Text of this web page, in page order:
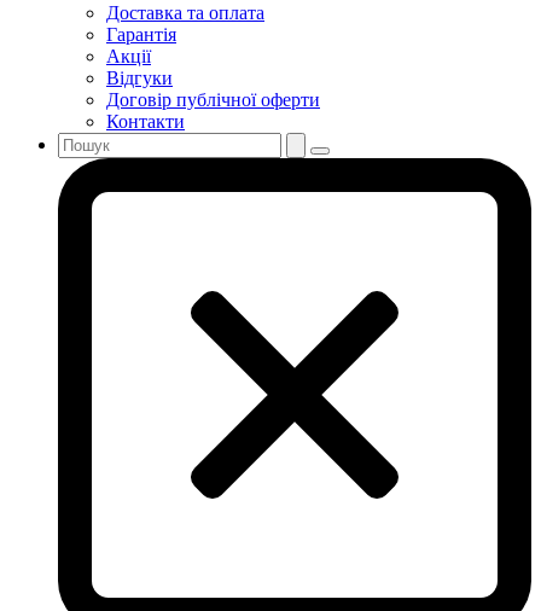
Доставка та оплата
Гарантія
Акції
Відгуки
Договір публічної оферти
Контакти